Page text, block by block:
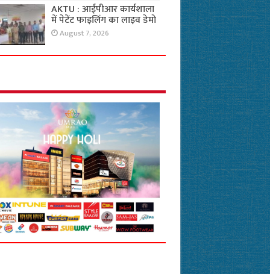
AKTU : आईपीआर कार्यशाला
में पेटेंट फाइलिंग का लाइव डेमो
August 7, 2026